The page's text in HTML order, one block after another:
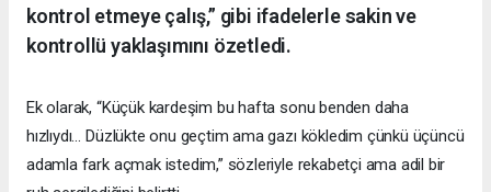
kontrol etmeye çalış,” gibi ifadelerle sakin ve
kontrollü yaklaşımını özetledi.
Ek olarak, “Küçük kardeşim bu hafta sonu benden daha
hızlıydı… Düzlükte onu geçtim ama gazı kökledim çünkü üçüncü
adamla fark açmak istedim,” sözleriyle rekabetçi ama adil bir